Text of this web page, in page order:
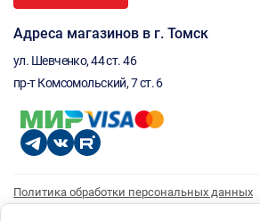
Адреса магазинов в г. Томск
ул. Шевченко, 44 ст. 46
пр-т Комсомольский, 7 ст. 6
Политика обработки персональных данных